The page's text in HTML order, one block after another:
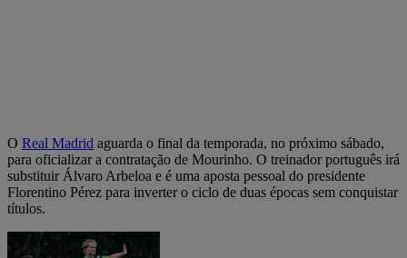
O Real Madrid aguarda o final da temporada, no próximo sábado,
para oficializar a contratação de Mourinho. O treinador português irá
substituir Álvaro Arbeloa e é uma aposta pessoal do presidente
Florentino Pérez para inverter o ciclo de duas épocas sem conquistar
títulos.